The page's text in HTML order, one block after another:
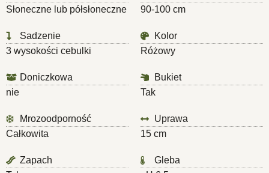
Słoneczne lub półsłoneczne
90-100 cm
Sadzenie
3 wysokości cebulki
Kolor
Różowy
Doniczkowa
nie
Bukiet
Tak
Mrozoodporność
Całkowita
Uprawa
15 cm
Zapach
Gleba